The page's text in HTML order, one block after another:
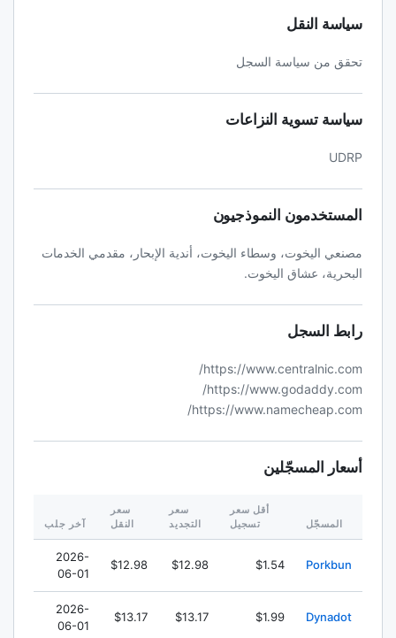
سياسة النقل
تحقق من سياسة السجل
سياسة تسوية النزاعات
UDRP
المستخدمون النموذجيون
مصنعي اليخوت، وسطاء اليخوت، أندية الإبحار، مقدمي الخدمات
البحرية، عشاق اليخوت.
رابط السجل
https://www.centralnic.com/
https://www.godaddy.com/
https://www.namecheap.com/
أسعار المسجّلين
المسجّل
أقل سعر
تسجيل
سعر
التجديد
سعر
النقل
آخر جلب
Porkbun
$1.54
$12.98
$12.98
2026-
06-01
Dynadot
$1.99
$13.17
$13.17
2026-
06-01